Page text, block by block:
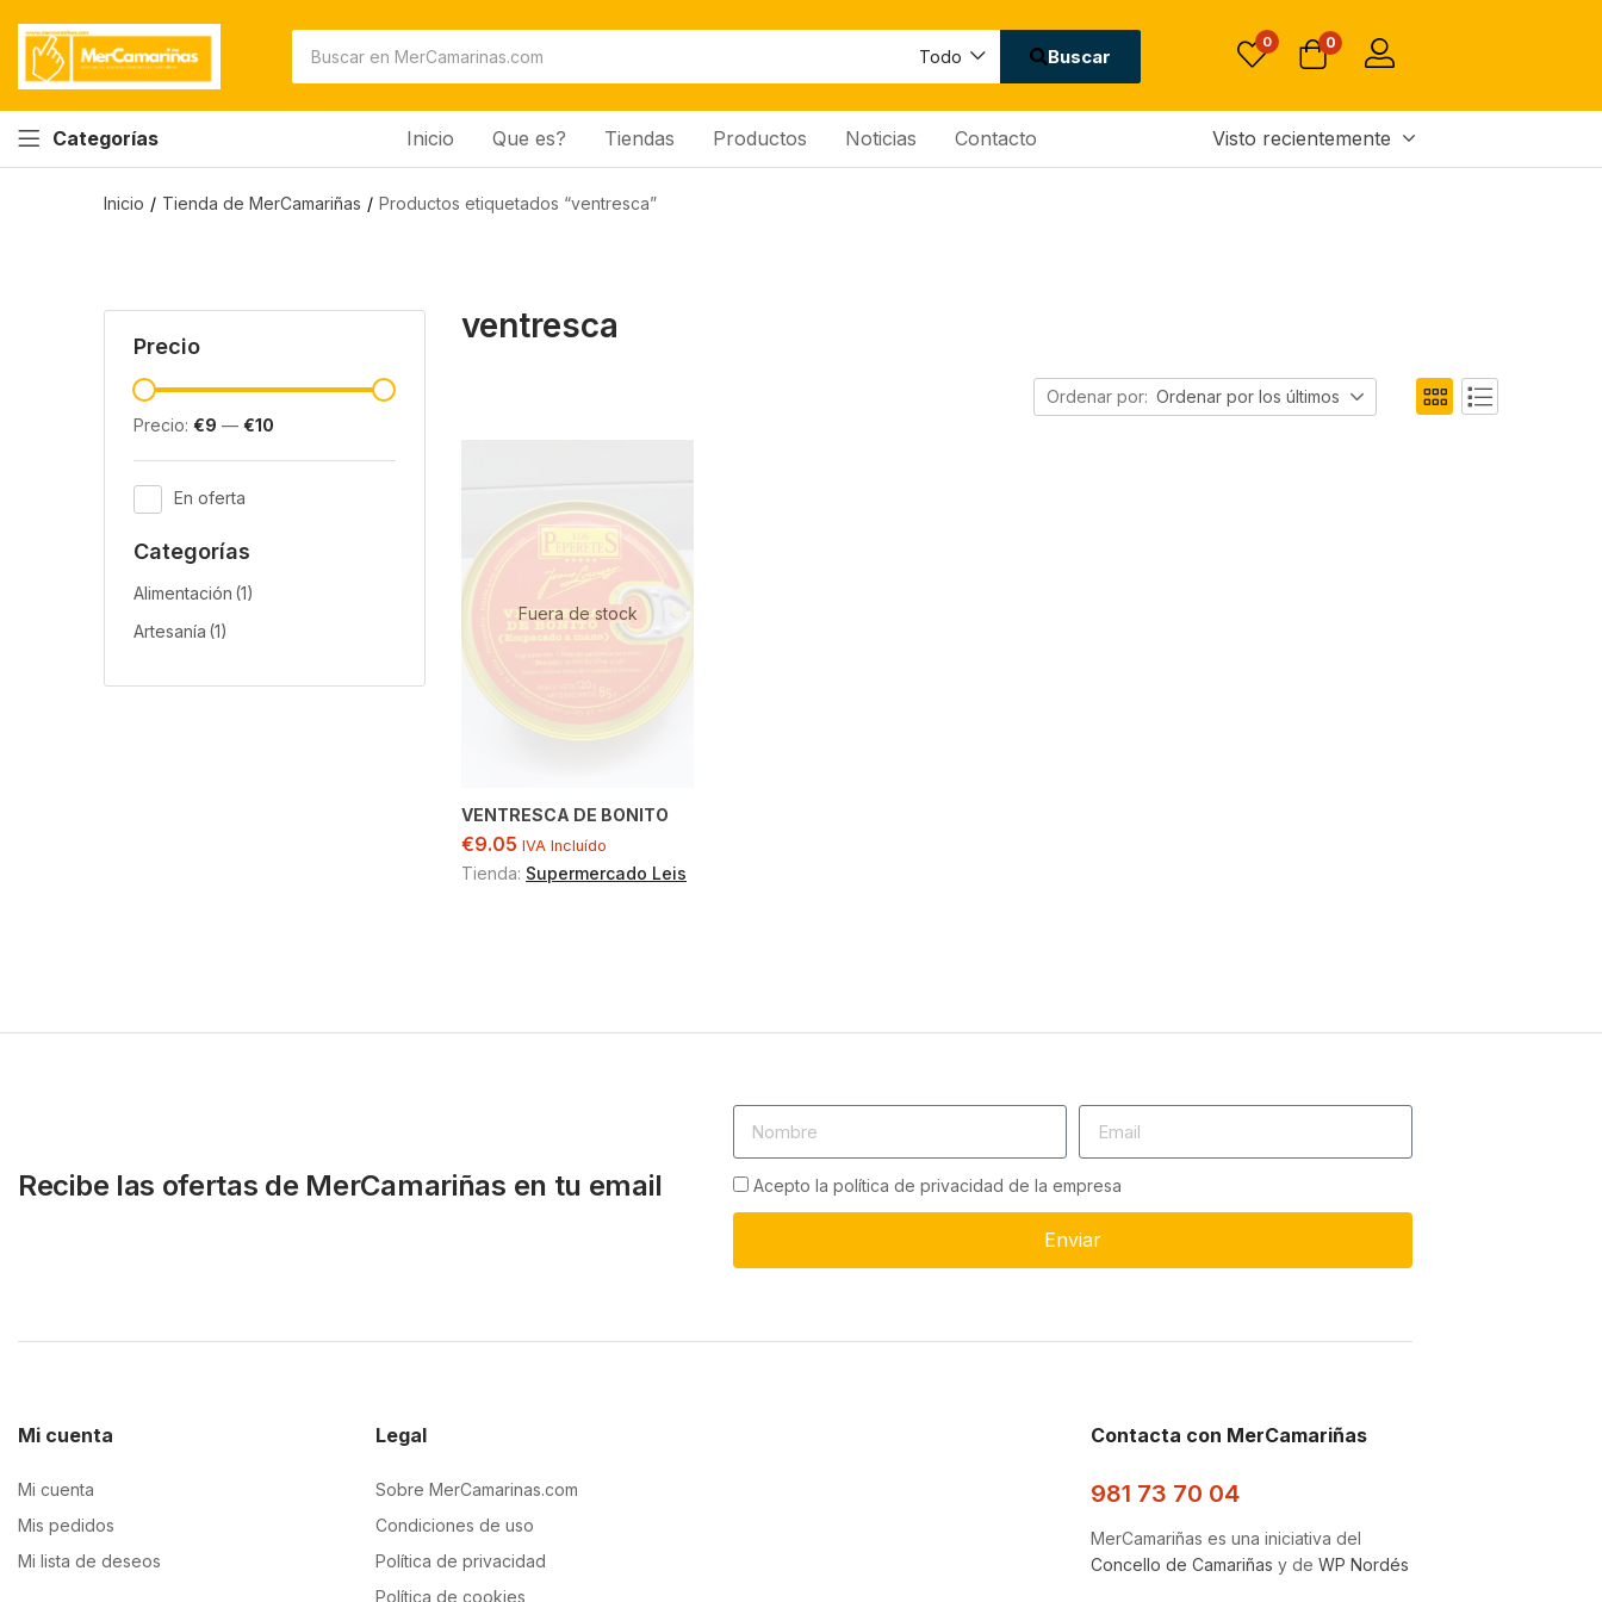
Todo Buscar
0 0
Categorías Inicio Que es? Tiendas Productos Noticias Contacto Visto recientemente
Inicio Tienda de MerCamariñas Productos etiquetados “ventresca”
Precio
Precio: €9 — €10
En oferta
Categorías
Alimentación (1)
Artesanía (1)
ventresca
Ordenar por: Ordenar por los últimos
Fuera de stock
VENTRESCA DE BONITO
€9.05 IVA Incluído
Tienda: Supermercado Leis
Recibe las ofertas de MerCamariñas en tu email Acepto la política de privacidad de la empresa
Enviar
Mi cuenta
Mi cuenta
Mis pedidos
Mi lista de deseos
Legal
Sobre MerCamarinas.com
Condiciones de uso
Política de privacidad
Política de cookies
Contacta con MerCamariñas
981 73 70 04
MerCamariñas es una iniciativa del
Concello de Camariñas y de WP Nordés